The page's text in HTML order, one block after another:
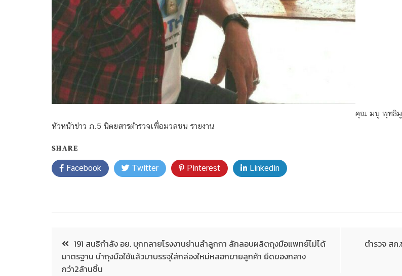
คุณ มนู พุทธิ
หัวหน้าข่าว ภ.5 นิตยสารตำรวจเพื่อมวลชน รายงาน
SHARE
Facebook Twitter Pinterest Linkedin
191 สนธิกำลัง อย. บุกทลายโรงงานย่านลำลูกกา ลักลอบผลิตถุงมือแพทย์ไม่ได้
มาตรฐาน นำถุงมือใช้แล้วมาบรรจุใส่กล่องใหม่หลอกขายลูกค้า ยึดของกลาง
กว่า2ล้านชิ้น
ตำรวจ ส